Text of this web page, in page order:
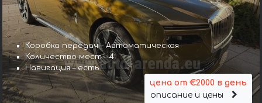
Коробка передач – Автоматическая
Количество мест – 4
Навигация – есть
цена от €2000 в день
описание и цены